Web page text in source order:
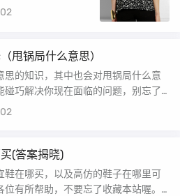
龙点睛，简约大方
甩锅局什么意思）
思的知识，其中也会对甩锅局什么意
巧解决你现在面临的问题，别忘了
(答案揭晓)
鞋在哪买，以及高仿的鞋子在哪里可
有所帮助，不要忘了收藏本站喔。